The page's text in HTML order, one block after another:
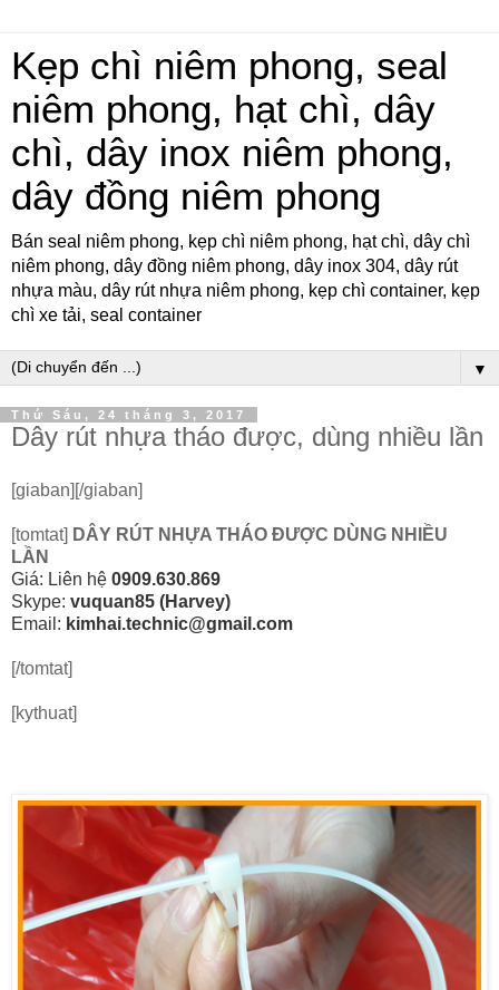
Kẹp chì niêm phong, seal
niêm phong, hạt chì, dây
chì, dây inox niêm phong,
dây đồng niêm phong
Bán seal niêm phong, kẹp chì niêm phong, hạt chì, dây chì
niêm phong, dây đồng niêm phong, dây inox 304, dây rút
nhựa màu, dây rút nhựa niêm phong, kẹp chì container, kẹp
chì xe tải, seal container
▼
Thứ Sáu, 24 tháng 3, 2017
Dây rút nhựa tháo được, dùng nhiều lần
[giaban][/giaban]
[tomtat] DÂY RÚT NHỰA THÁO ĐƯỢC DÙNG NHIỀU
LẦN
Giá: Liên hệ 0909.630.869
Skype: vuquan85 (Harvey)
Email: kimhai.technic@gmail.com
[/tomtat]
[kythuat]